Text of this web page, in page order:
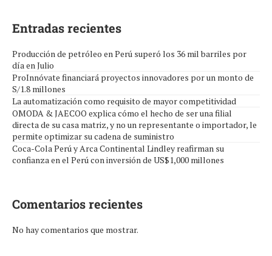
Entradas recientes
Producción de petróleo en Perú superó los 36 mil barriles por
día en Julio
ProInnóvate financiará proyectos innovadores por un monto de
S/1.8 millones
La automatización como requisito de mayor competitividad
OMODA & JAECOO explica cómo el hecho de ser una filial
directa de su casa matriz, y no un representante o importador, le
permite optimizar su cadena de suministro
Coca-Cola Perú y Arca Continental Lindley reafirman su
confianza en el Perú con inversión de US$1,000 millones
Comentarios recientes
No hay comentarios que mostrar.